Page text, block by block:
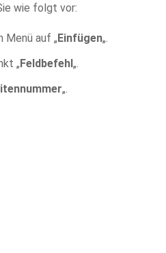
wie folgt vor:
Menü auf „Einfügen„.
„Feldbefehl„.
„.